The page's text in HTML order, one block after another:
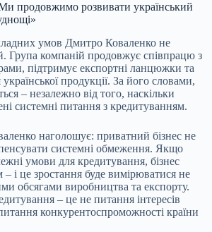
продовжимо розвивати український
умов Дмитро Коваленко не
Група компаній продовжує співпрацю з
підтримує експортні ланцюжки та
продукції. За його словами,
– незалежно від того, наскільки
системні питання з кредитуванням.
наголошує: приватний бізнес не
системні обмеження. Якщо
умови для кредитування, бізнес
– і це зростання буде вимірюватися не
обсягами виробництва та експорту.
– це не питання інтересів
конкурентоспроможності країни